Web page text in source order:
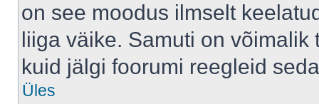
on see moodus ilmselt
liiga väike. Samuti on
kuid jälgi foorumi reegleid
Üles